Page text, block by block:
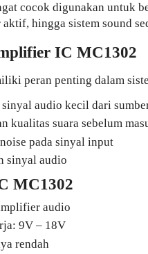
cocok digunakan untuk
aktif, hingga sistem sound
IC MC1302
peran penting dalam
audio kecil dari
kualitas suara sebelum
pada sinyal input
sinyal audio
MC1302
audio
9V – 18V
rendah